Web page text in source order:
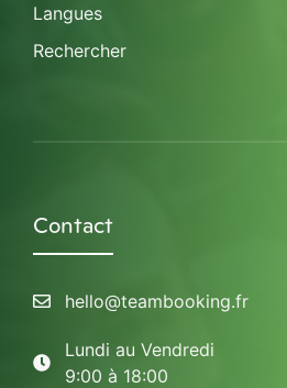
Langues
Rechercher
Contact
hello@teambooking.fr
Lundi au Vendredi
9:00 à 18:00